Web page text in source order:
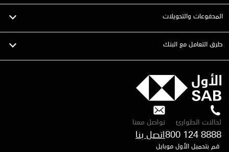
المدفوعات والتحويلات
طرق التعامل مع البنك
لحالات الطوارئ
800 124 8888
تواصل معنا
اتصل بنا
قم بتحميل الأول موبايل